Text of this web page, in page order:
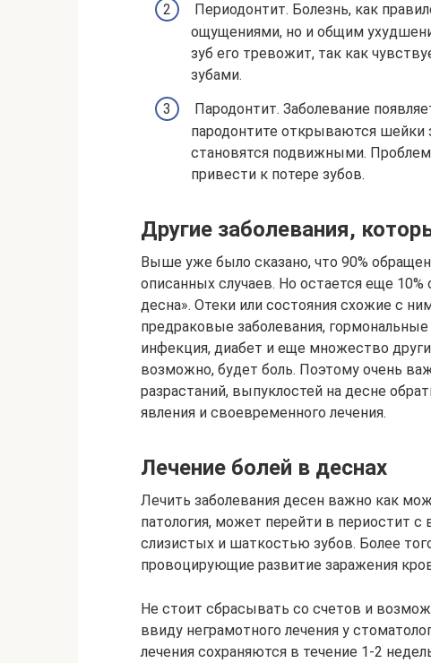
Периодонтит. Болезнь, как
ощущениями, но и общим
зуб его тревожит, так как
зубами.
Пародонтит. Заболевание
пародонтите открываются шейки
становятся подвижными.
привести к потере зубов.
Другие заболевания,
Выше уже было сказано, что 90%
описанных случаев. Но остается еще
десна». Отеки или состояния схожие с
предраковые заболевания,
инфекция, диабет и еще множество
возможно, будет боль. Поэтому очень
разрастаний, выпуклостей на десне
явления и своевременного лечения.
Лечение болей в деснах
Лечить заболевания десен важно как
патология, может перейти в периостит
слизистых и шаткостью зубов. Более
провоцирующие развитие заражения
Не стоит сбрасывать со счетов и
ввиду неграмотного лечения у
лечения сохраняются в течение 1-2